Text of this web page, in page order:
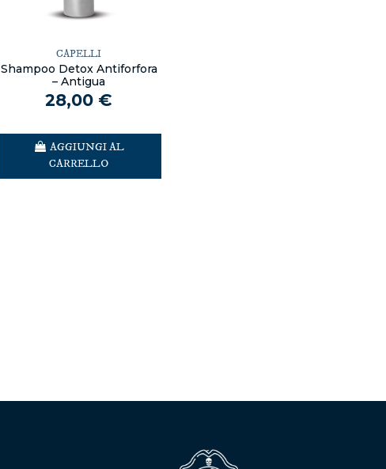
CAPELLI
Shampoo Detox Antiforfora
– Antigua
28,00 €
AGGIUNGI AL
CARRELLO